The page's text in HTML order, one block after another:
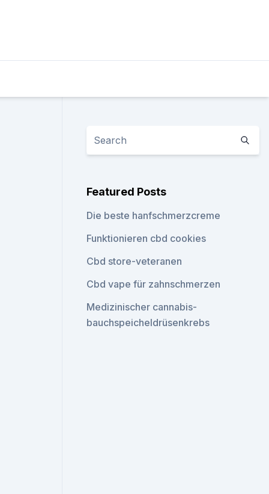
Featured Posts
Die beste hanfschmerzcreme
Funktionieren cbd cookies
Cbd store-veteranen
Cbd vape für zahnschmerzen
Medizinischer cannabis-
bauchspeicheldrüsenkrebs